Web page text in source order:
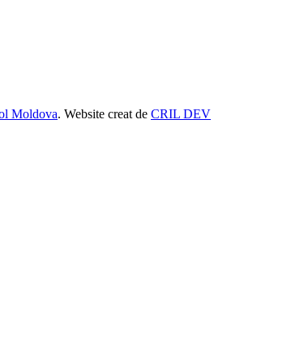
Moldova. Website creat de CRIL DEV